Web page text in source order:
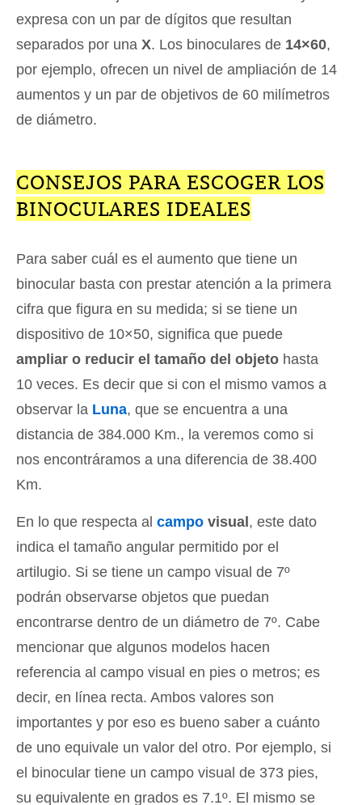
expresa con un par de dígitos que resultan
separados por una X. Los binoculares de 14×60,
por ejemplo, ofrecen un nivel de ampliación de 14
aumentos y un par de objetivos de 60 milímetros
de diámetro.
CONSEJOS PARA ESCOGER LOS
BINOCULARES IDEALES
Para saber cuál es el aumento que tiene un
binocular basta con prestar atención a la primera
cifra que figura en su medida; si se tiene un
dispositivo de 10×50, significa que puede
ampliar o reducir el tamaño del objeto hasta
10 veces. Es decir que si con el mismo vamos a
observar la Luna, que se encuentra a una
distancia de 384.000 Km., la veremos como si
nos encontráramos a una diferencia de 38.400
Km.
En lo que respecta al campo visual , este dato
indica el tamaño angular permitido por el
artilugio. Si se tiene un campo visual de 7º
podrán observarse objetos que puedan
encontrarse dentro de un diámetro de 7º. Cabe
mencionar que algunos modelos hacen
referencia al campo visual en pies o metros; es
decir, en línea recta. Ambos valores son
importantes y por eso es bueno saber a cuánto
de uno equivale un valor del otro. Por ejemplo, si
el binocular tiene un campo visual de 373 pies,
su equivalente en grados es 7.1º. El mismo se